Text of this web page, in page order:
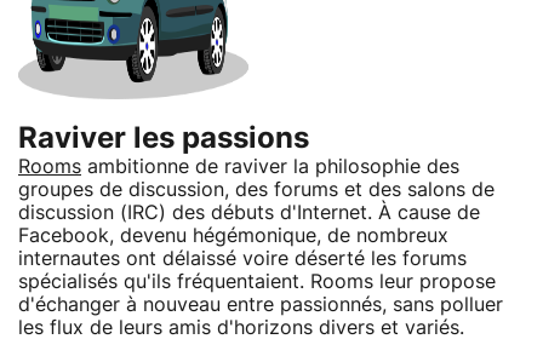
Raviver les passions
Rooms ambitionne de raviver la philosophie des
groupes de discussion, des forums et des salons de
discussion (IRC) des débuts d'Internet. À cause de
Facebook, devenu hégémonique, de nombreux
internautes ont délaissé voire déserté les forums
spécialisés qu'ils fréquentaient. Rooms leur propose
d'échanger à nouveau entre passionnés, sans polluer
les flux de leurs amis d'horizons divers et variés.